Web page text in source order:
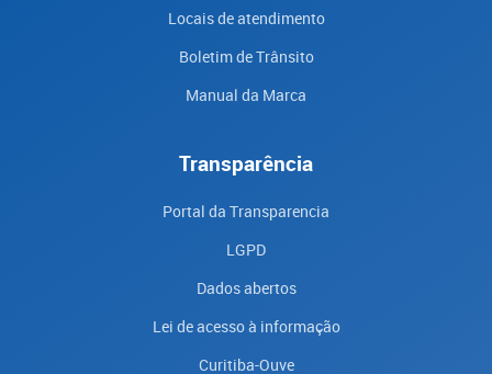
Locais de atendimento
Boletim de Trânsito
Manual da Marca
Transparência
Portal da Transparencia
LGPD
Dados abertos
Lei de acesso à informação
Curitiba-Ouve